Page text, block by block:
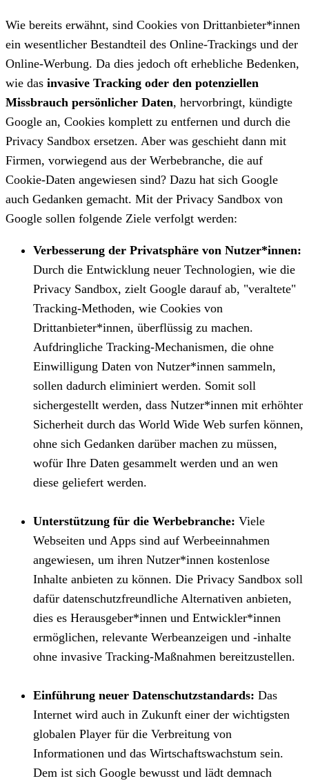
Wie bereits erwähnt, sind Cookies von Drittanbieter*innen
ein wesentlicher Bestandteil des Online-Trackings und der
Online-Werbung. Da dies jedoch oft erhebliche Bedenken,
wie das invasive Tracking oder den potenziellen
Missbrauch persönlicher Daten, hervorbringt, kündigte
Google an, Cookies komplett zu entfernen und durch die
Privacy Sandbox ersetzen. Aber was geschieht dann mit
Firmen, vorwiegend aus der Werbebranche, die auf
Cookie-Daten angewiesen sind? Dazu hat sich Google
auch Gedanken gemacht. Mit der Privacy Sandbox von
Google sollen folgende Ziele verfolgt werden:
Verbesserung der Privatsphäre von Nutzer*innen:
Durch die Entwicklung neuer Technologien, wie die
Privacy Sandbox, zielt Google darauf ab, "veraltete"
Tracking-Methoden, wie Cookies von
Drittanbieter*innen, überflüssig zu machen.
Aufdringliche Tracking-Mechanismen, die ohne
Einwilligung Daten von Nutzer*innen sammeln,
sollen dadurch eliminiert werden. Somit soll
sichergestellt werden, dass Nutzer*innen mit erhöhter
Sicherheit durch das World Wide Web surfen können,
ohne sich Gedanken darüber machen zu müssen,
wofür Ihre Daten gesammelt werden und an wen
diese geliefert werden.
Unterstützung für die Werbebranche: Viele
Webseiten und Apps sind auf Werbeeinnahmen
angewiesen, um ihren Nutzer*innen kostenlose
Inhalte anbieten zu können. Die Privacy Sandbox soll
dafür datenschutzfreundliche Alternativen anbieten,
dies es Herausgeber*innen und Entwickler*innen
ermöglichen, relevante Werbeanzeigen und -inhalte
ohne invasive Tracking-Maßnahmen bereitzustellen.
Einführung neuer Datenschutzstandards: Das
Internet wird auch in Zukunft einer der wichtigsten
globalen Player für die Verbreitung von
Informationen und das Wirtschaftswachstum sein.
Dem ist sich Google bewusst und lädt demnach